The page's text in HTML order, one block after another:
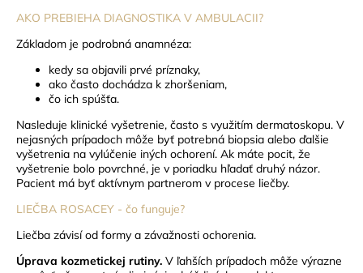
AKO PREBIEHA DIAGNOSTIKA V AMBULACII?
Základom je podrobná anamnéza:
kedy sa objavili prvé príznaky,
ako často dochádza k zhoršeniam,
čo ich spúšťa.
Nasleduje klinické vyšetrenie, často s využitím dermatoskopu. V
nejasných prípadoch môže byť potrebná biopsia alebo ďalšie
vyšetrenia na vylúčenie iných ochorení. Ak máte pocit, že
vyšetrenie bolo povrchné, je v poriadku hľadať druhý názor.
Pacient má byť aktívnym partnerom v procese liečby.
LIEČBA ROSACEY - čo funguje?
Liečba závisí od formy a závažnosti ochorenia.
Úprava kozmetickej rutiny. V ľahších prípadoch môže výrazne